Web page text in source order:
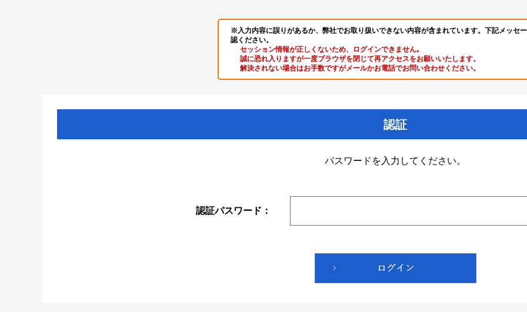
※入力内容に誤りがあるか、弊社でお取り扱いできない内容が含まれています。下記メッセ
認ください。
セッション情報が正しくないため、ログインできません｡
誠に恐れ入りますが一度ブラウザを閉じて再アクセスをお願いいたします。
解決されない場合はお手数ですがメールかお電話でお問い合わせください。
認証
パスワードを入力してください。
認証パスワード：